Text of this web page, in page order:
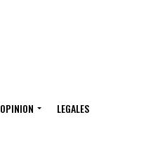
OPINION LEGALES